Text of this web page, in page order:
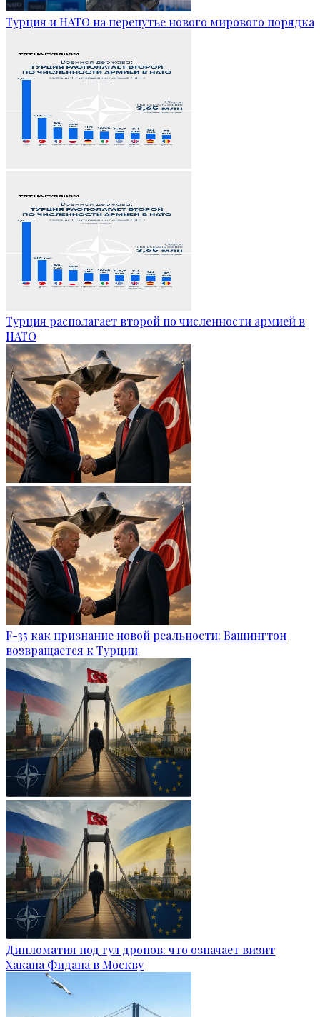
Турция и НАТО на перепутье нового мирового порядка
Турция располагает второй по численности армией в
НАТО
F-35 как признание новой реальности: Вашингтон
возвращается к Турции
Дипломатия под гул дронов: что означает визит
Хакана Фидана в Москву